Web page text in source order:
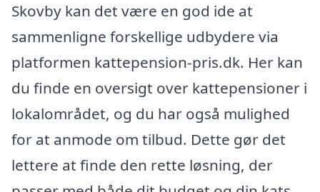
Skovby kan det være en god ide at
sammenligne forskellige udbydere via
platformen kattepension-pris.dk. Her kan
du finde en oversigt over kattepensioner i
lokalområdet, og du har også mulighed
for at anmode om tilbud. Dette gør det
lettere at finde den rette løsning, der